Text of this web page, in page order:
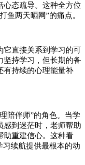
心态疏导。这种全方位
鱼两天晒网”的痛点。
它直接关系到学习的可
坚持学习，但长期的备
有持续的心理能量补
陪伴师”的角色。当学
感到迷茫时，老师帮助
助重建信心。这种看
习续航提供最根本的动